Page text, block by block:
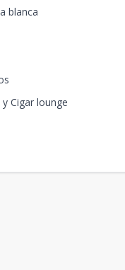
blanca
Cigar lounge